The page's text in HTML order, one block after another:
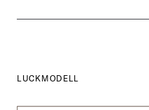
LUCKMODELL